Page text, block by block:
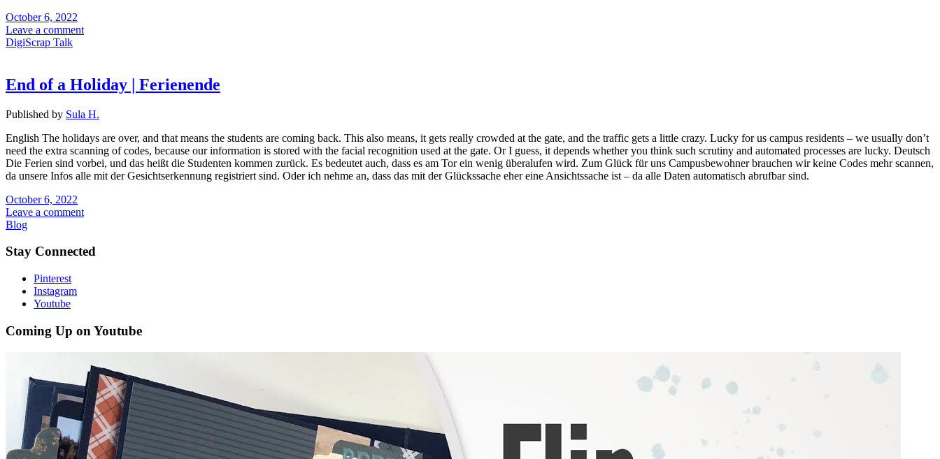
October 6, 2022
Leave a comment
DigiScrap Talk
End of a Holiday | Ferienende
Published by Sula H.
English The holidays are over, and that means the students are coming back. This also means, it gets really crowded at the gate, and the traffic gets a little crazy. Lucky for us campus residents – we usually don’t
need the extra scanning of codes, because our information is stored with the facial recognition used at the gate. Or I guess, it depends whether you think such scrutiny and automated processes are lucky. Deutsch
Die Ferien sind vorbei, und das heißt die Studenten kommen zurück. Es bedeutet auch, dass es am Tor ein wenig überalufen wird. Zum Glück für uns Campusbewohner brauchen wir keine Codes mehr scannen,
da unsere Infos alle mit der Gesichtserkennung registriert sind. Oder ich nehme an, dass das mit der Glückssache eher eine Ansichtssache ist – da alle Daten automatisch abrufbar sind.
October 6, 2022
Leave a comment
Blog
Stay Connected
Pinterest
Instagram
Youtube
Coming Up on Youtube